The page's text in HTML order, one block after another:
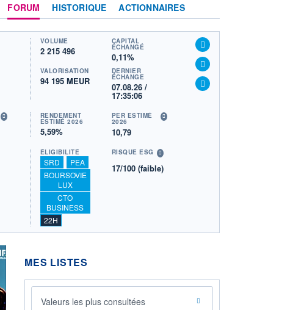
FORUM HISTORIQUE ACTIONNAIRES
VOLUME
2 215 496
CAPITAL
ÉCHANGÉ
0,11%
VALORISATION
94 195 MEUR
DERNIER
ÉCHANGE
07.08.26 /
17:35:06
RENDEMENT
ESTIMÉ 2026
5,59%
PER ESTIMÉ
2026
10,79
ÉLIGIBILITÉ
SRD
PEA
BOURSOVIE
LUX
CTO
BUSINESS
22H
RISQUE ESG
17/100 (faible)
MES LISTES
Valeurs les plus consultées